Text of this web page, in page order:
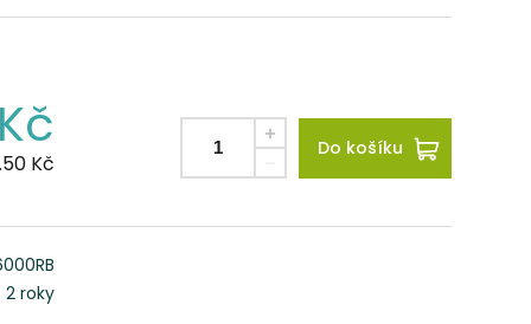
Kč
Kč
Do košíku
2 roky